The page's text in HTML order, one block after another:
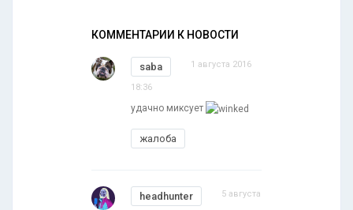
КОММЕНТАРИИ К НОВОСТИ
saba 1 августа 2016
18:36
удачно миксует
жалоба
headhunter 5 августа